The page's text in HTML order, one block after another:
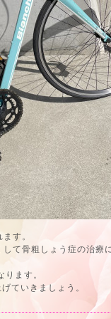
す。
て骨粗しょう症の治療
ます。
ていきましょう。